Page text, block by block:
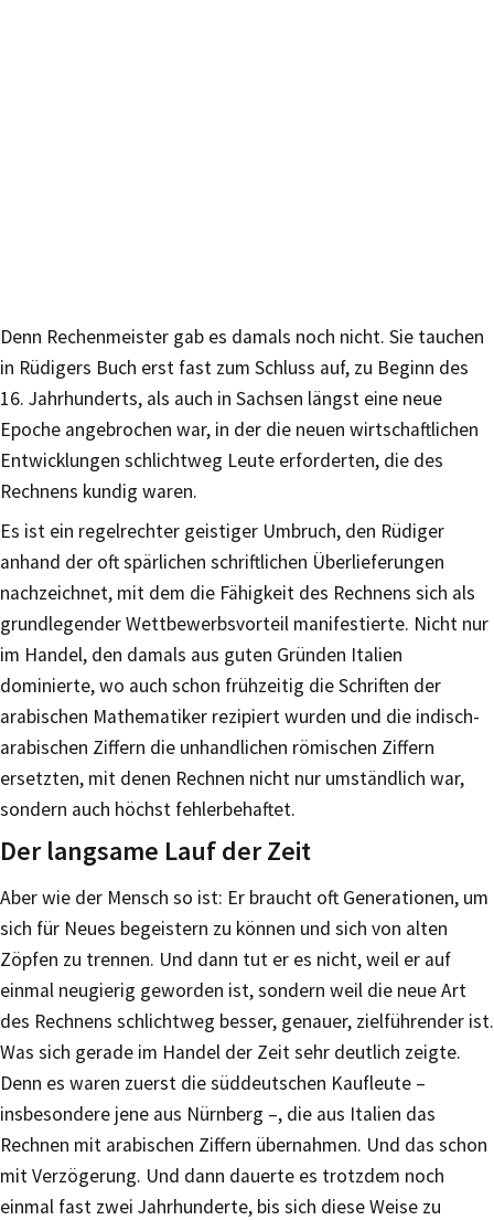
Denn Rechenmeister gab es damals noch nicht. Sie tauchen
in Rüdigers Buch erst fast zum Schluss auf, zu Beginn des
16. Jahrhunderts, als auch in Sachsen längst eine neue
Epoche angebrochen war, in der die neuen wirtschaftlichen
Entwicklungen schlichtweg Leute erforderten, die des
Rechnens kundig waren.
Es ist ein regelrechter geistiger Umbruch, den Rüdiger
anhand der oft spärlichen schriftlichen Überlieferungen
nachzeichnet, mit dem die Fähigkeit des Rechnens sich als
grundlegender Wettbewerbsvorteil manifestierte. Nicht nur
im Handel, den damals aus guten Gründen Italien
dominierte, wo auch schon frühzeitig die Schriften der
arabischen Mathematiker rezipiert wurden und die indisch-
arabischen Ziffern die unhandlichen römischen Ziffern
ersetzten, mit denen Rechnen nicht nur umständlich war,
sondern auch höchst fehlerbehaftet.
Der langsame Lauf der Zeit
Aber wie der Mensch so ist: Er braucht oft Generationen, um
sich für Neues begeistern zu können und sich von alten
Zöpfen zu trennen. Und dann tut er es nicht, weil er auf
einmal neugierig geworden ist, sondern weil die neue Art
des Rechnens schlichtweg besser, genauer, zielführender ist.
Was sich gerade im Handel der Zeit sehr deutlich zeigte.
Denn es waren zuerst die süddeutschen Kaufleute –
insbesondere jene aus Nürnberg –, die aus Italien das
Rechnen mit arabischen Ziffern übernahmen. Und das schon
mit Verzögerung. Und dann dauerte es trotzdem noch
einmal fast zwei Jahrhunderte, bis sich diese Weise zu